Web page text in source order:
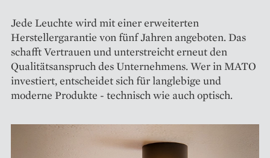
Jede Leuchte wird mit einer erweiterten
Herstellergarantie von fünf Jahren angeboten. Das
schafft Vertrauen und unterstreicht erneut den
Qualitätsanspruch des Unternehmens. Wer in MATO
investiert, entscheidet sich für langlebige und
moderne Produkte - technisch wie auch optisch.